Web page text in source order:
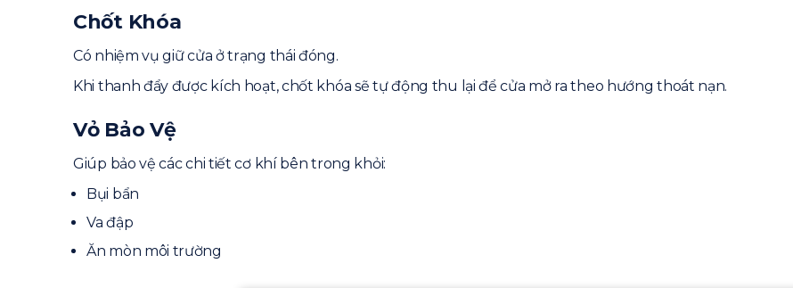
Chốt Khóa
Có nhiệm vụ giữ cửa ở trạng thái đóng.
Khi thanh đẩy được kích hoạt, chốt khóa sẽ tự động thu lại để cửa mở ra theo hướng thoát nạn.
Vỏ Bảo Vệ
Giúp bảo vệ các chi tiết cơ khí bên trong khỏi:
Bụi bẩn
Va đập
Ăn mòn môi trường